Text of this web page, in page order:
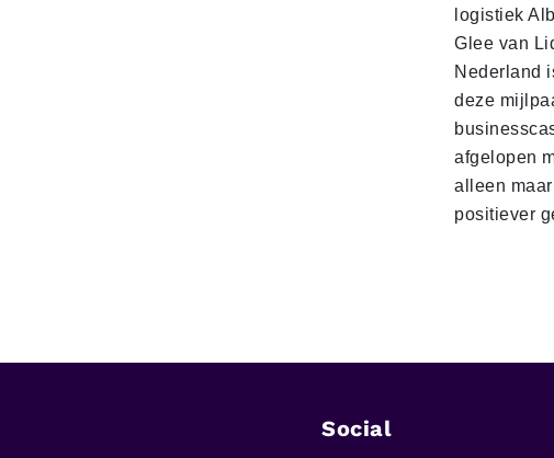
logistiek
Glee van
Nederland
deze
afgelopen
alleen maar
positiever
Social